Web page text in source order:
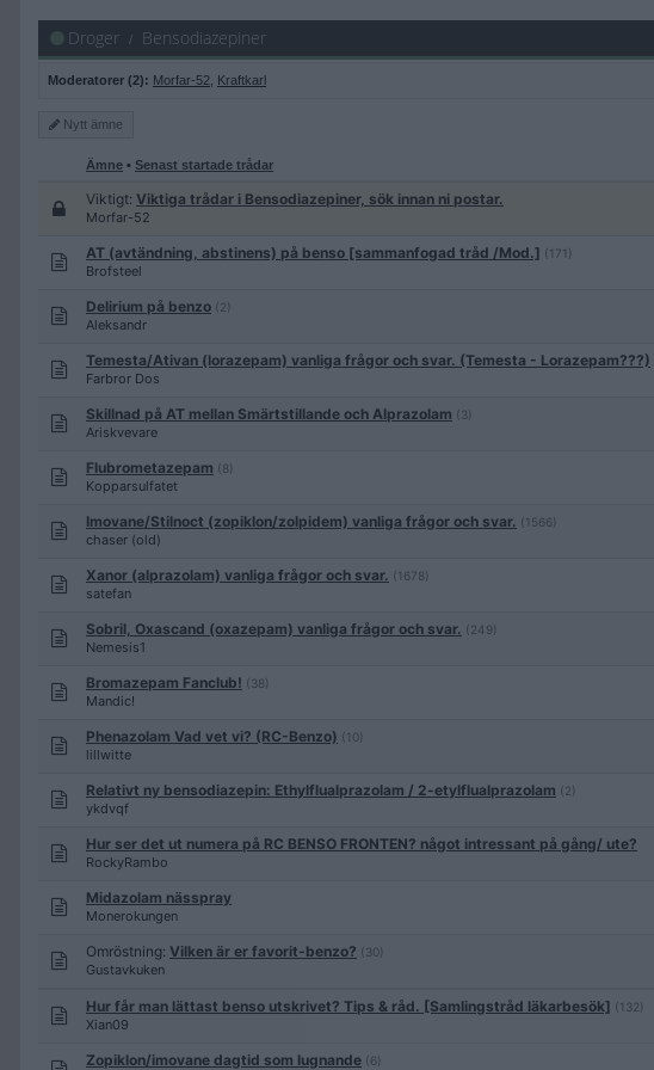
Droger Bensodiazepiner
Moderatorer (2): Morfar-52 Kraftkarl
Nytt ämne
Ämne • Senast startade trådar
Viktigt: Viktiga trådar i Bensodiazepiner, sök innan ni postar.
Morfar-52
AT (avtändning, abstinens) på benso [sammanfogad tråd /Mod.] (171)
Brofsteel
Delirium på benzo (2)
Aleksandr
Temesta/Ativan (lorazepam) vanliga frågor och svar. (Temesta - Lorazepam???)
Farbror Dos
Skillnad på AT mellan Smärtstillande och Alprazolam (3)
Ariskvevare
Flubrometazepam (8)
Kopparsulfatet
Imovane/Stilnoct (zopiklon/zolpidem) vanliga frågor och svar. (1566)
chaser (old)
Xanor (alprazolam) vanliga frågor och svar. (1678)
satefan
Sobril, Oxascand (oxazepam) vanliga frågor och svar. (249)
Nemesis1
Bromazepam Fanclub! (38)
Mandic!
Phenazolam Vad vet vi? (RC-Benzo) (10)
lillwitte
Relativt ny bensodiazepin: Ethylflualprazolam / 2-etylflualprazolam (2)
ykdvqf
Hur ser det ut numera på RC BENSO FRONTEN? något intressant på gång/ ute?
RockyRambo
Midazolam nässpray
Monerokungen
Omröstning: Vilken är er favorit-benzo? (30)
Gustavkuken
Hur får man lättast benso utskrivet? Tips & råd. [Samlingstråd läkarbesök] (132)
Xian09
Zopiklon/imovane dagtid som lugnande (6)